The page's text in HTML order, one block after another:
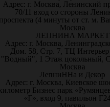
Адрес: г. Москва, Ленинский
70/11 вход со стороны
(4 минуты от ст. м.
Москва
ЛЕПНИНА МАРКЕТ
Адрес: г. Москва,
Дом. 58, Стр. 7, ТЦ Интерьер
"Водный", 1 Этаж цокольный,
Москва
ЛепниННа и Декор
Адрес: г. Москва, Киевское
Бизнес парк
«Г», вход 9, павильон